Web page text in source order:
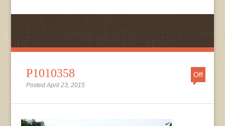
P1010358
Posted April 23, 2015
Off